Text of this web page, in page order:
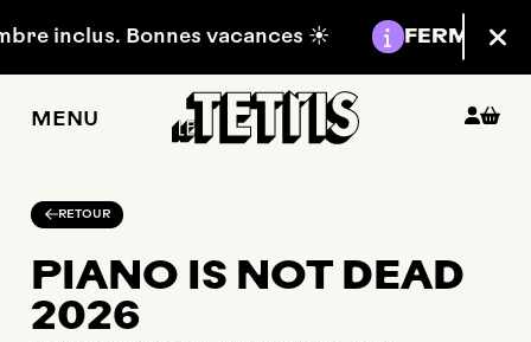
inclus. Bonnes vacances ☀️
Information :
FERMETURE
MENU
RETOUR
PIANO IS NOT DEAD
2026